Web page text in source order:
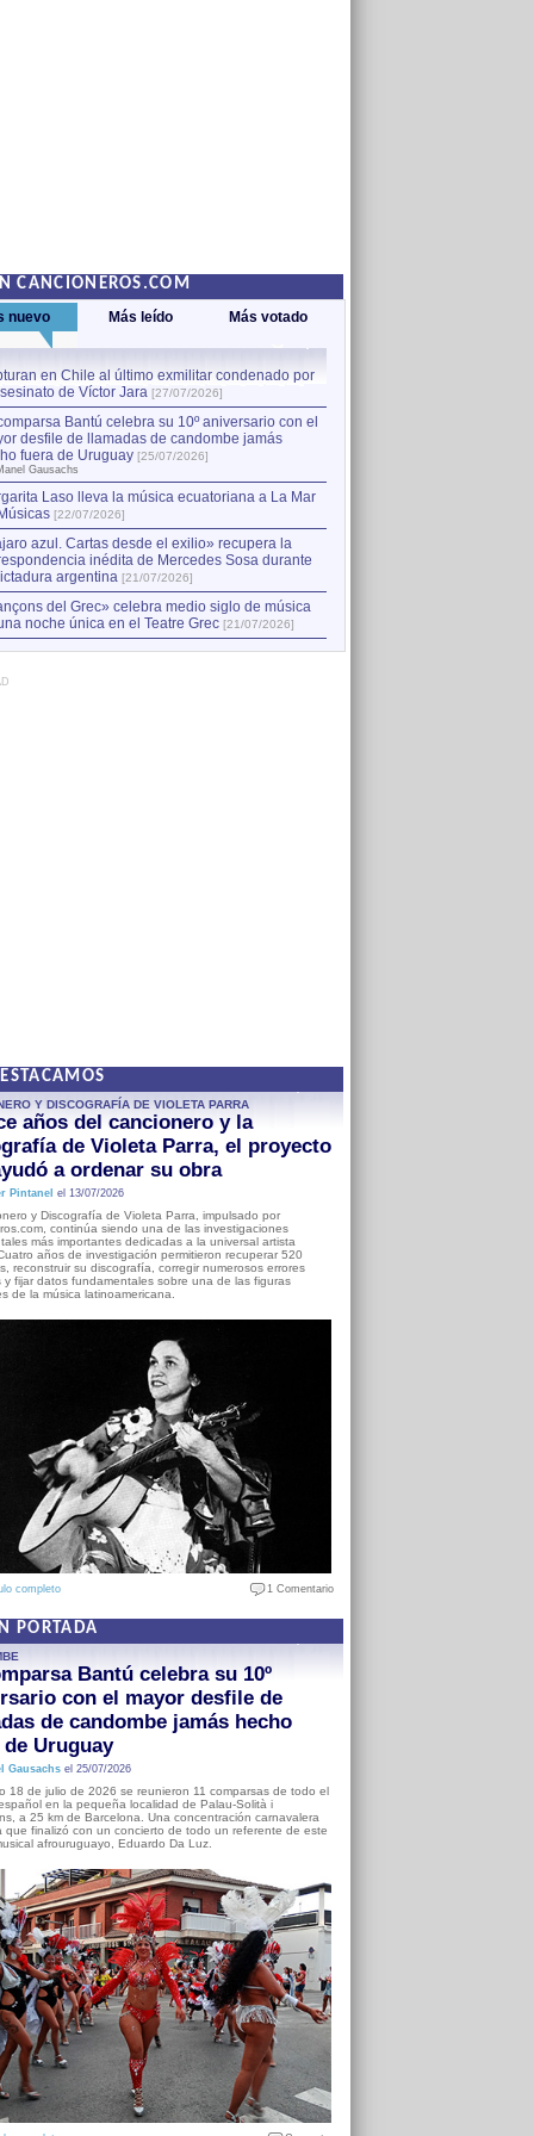
CANCIONEROS.COM
nuevo Más leído Más votado
en Chile al último exmilitar condenado por
de Víctor Jara [27/07/2026]
Bantú celebra su 10º aniversario con el
desfile de llamadas de candombe jamás
fuera de Uruguay [25/07/2026]
Gausachs
Laso lleva la música ecuatoriana a La Mar
[22/07/2026]
azul. Cartas desde el exilio» recupera la
inédita de Mercedes Sosa durante
argentina [21/07/2026]
del Grec» celebra medio siglo de música
noche única en el Teatre Grec [21/07/2026]
Y DISCOGRAFÍA DE VIOLETA PARRA
años del cancionero y la
de Violeta Parra, el proyecto
a ordenar su obra
Pintanel el 13/07/2026
y Discografía de Violeta Parra, impulsado por
continúa siendo una de las investigaciones
más importantes dedicadas a la universal artista
años de investigación permitieron recuperar 520
reconstruir su discografía, corregir numerosos errores
y fijar datos fundamentales sobre una de las figuras
de la música latinoamericana.
completo 1 Comentario
PORTADA
Bantú celebra su 10º
con el mayor desfile de
de candombe jamás hecho
Uruguay
Gausachsel 25/07/2026
18 de julio de 2026 se reunieron 11 comparsas de todo el
en la pequeña localidad de Palau-Solità i
a 25 km de Barcelona. Una concentración carnavalera
que finalizó con un concierto de todo un referente de este
afrouruguayo, Eduardo Da Luz.